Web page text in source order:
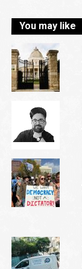
You may like